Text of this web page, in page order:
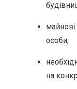
особи;
на